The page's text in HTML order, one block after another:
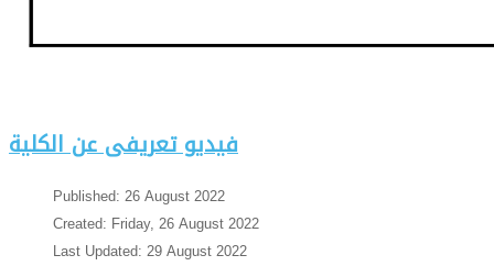
فيديو تعريفى عن الكلية
Published: 26 August 2022
Created: Friday, 26 August 2022
Last Updated: 29 August 2022